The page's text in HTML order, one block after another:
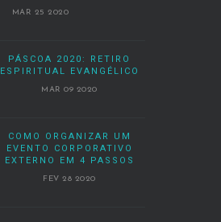
MAR 25 2020
PÁSCOA 2020: RETIRO
ESPIRITUAL EVANGÉLICO
MAR 09 2020
COMO ORGANIZAR UM
EVENTO CORPORATIVO
EXTERNO EM 4 PASSOS
FEV 28 2020